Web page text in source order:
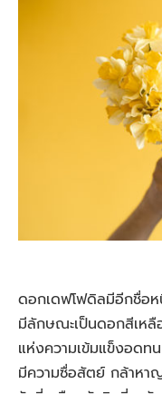
ดอกเดฟโฟดิลมีอีกชื่อห
มีลักษณะเป็นดอกสีเ
แห่งความเข้มแข็งอดท
มีความซื่อสัตย์ กล้าหา